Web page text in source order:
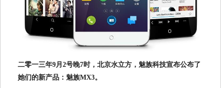
二零一三年9月2号晚7时，北京水立方，魅族科技宣布公布了
她们的新产品：魅族MX3。